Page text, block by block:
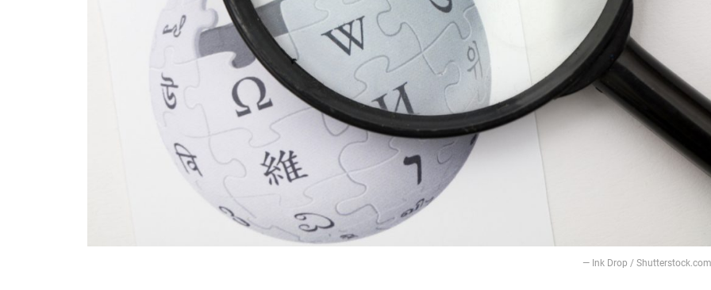
— Ink Drop / Shutterstock.com